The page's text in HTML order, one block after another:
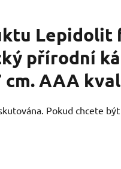
Lepidolit
přírodní
cm. AAA
Pokud chcete